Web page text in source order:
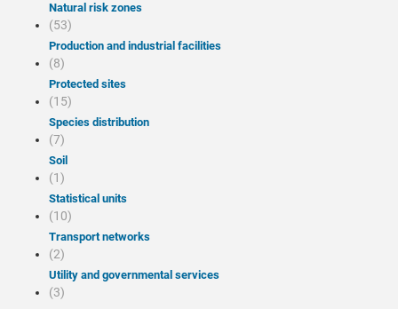
Natural risk zones
(53)
Production and industrial facilities
(8)
Protected sites
(15)
Species distribution
(7)
Soil
(1)
Statistical units
(10)
Transport networks
(2)
Utility and governmental services
(3)